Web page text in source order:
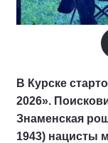
В Курске
2026».
Знаменская
1943) нацисты